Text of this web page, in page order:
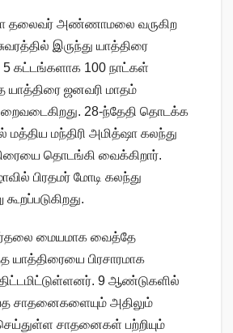
தலைவர் அண்ணாமலை வருகிற
இருந்து யாத்திரை
5 கட்டங்களாக 100 நாட்கள்
யாத்திரை ஜனவரி மாதம்
28-ந்தேதி தொடக்க
மத்திய மந்திரி அமித்ஷா கலந்து
தொடங்கி வைக்கிறார்.
பிரதமர் மோடி கலந்து
மையமாக வைத்தே
யாத்திரையை பிரசாரமாக
9 ஆண்டுகளில்
சாதனைகளையும் அதிலும்
சாதனைகள் பற்றியும்